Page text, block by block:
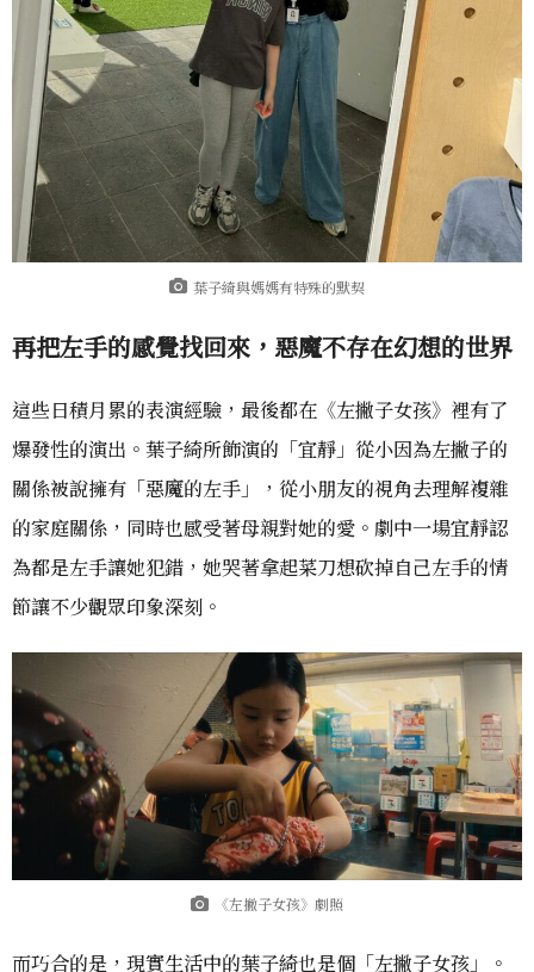
葉子綺與媽媽有特殊的默契
再把左手的感覺找回來，惡魔不存在幻想的世界
這些日積月累的表演經驗，最後都在《左撇子女孩》裡有了
爆發性的演出。葉子綺所飾演的「宜靜」從小因為左撇子的
關係被說擁有「惡魔的左手」，從小朋友的視角去理解複雜
的家庭關係，同時也感受著母親對她的愛。劇中一場宜靜認
為都是左手讓她犯錯，她哭著拿起菜刀想砍掉自己左手的情
節讓不少觀眾印象深刻。
《左撇子女孩》劇照
而巧合的是，現實生活中的葉子綺也是個「左撇子女孩」。